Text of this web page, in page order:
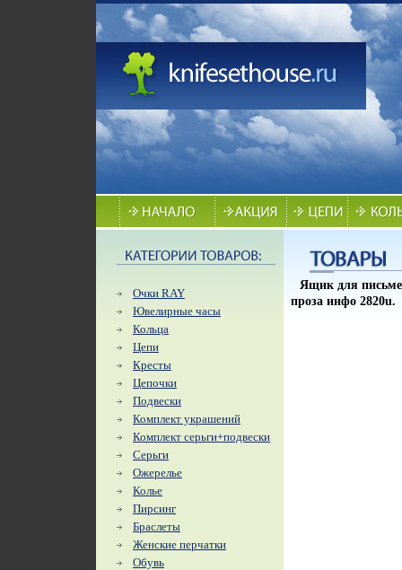
Очки RAY
Ювелирные часы
Кольца
Цепи
Кресты
Цепочки
Подвески
Комплект украшений
Комплект серьги+подвески
Серьги
Ожерелье
Колье
Пирсинг
Браслеты
Женские перчатки
Обувь
Ящик для
проза инфо 2820u.